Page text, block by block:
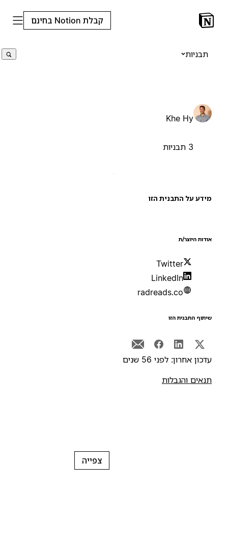
קבלת Notion בחינם
תבניות
Khe Hy
על התבנית הזו
היוצר/ת
Twitter
LinkedIn
radreads.co
התבנית הזו
אחרון: לפני 56 שנים
והגבלות
צפייה